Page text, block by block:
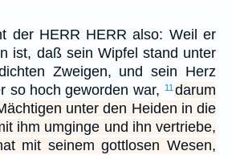
der HERR HERR also: Weil er
ist, daß sein Wipfel stand unter
Zweigen, und sein Herz
so hoch geworden war,
11 darum
unter den Heiden in die
ihm umginge und ihn vertriebe,
mit seinem gottlosen Wesen,